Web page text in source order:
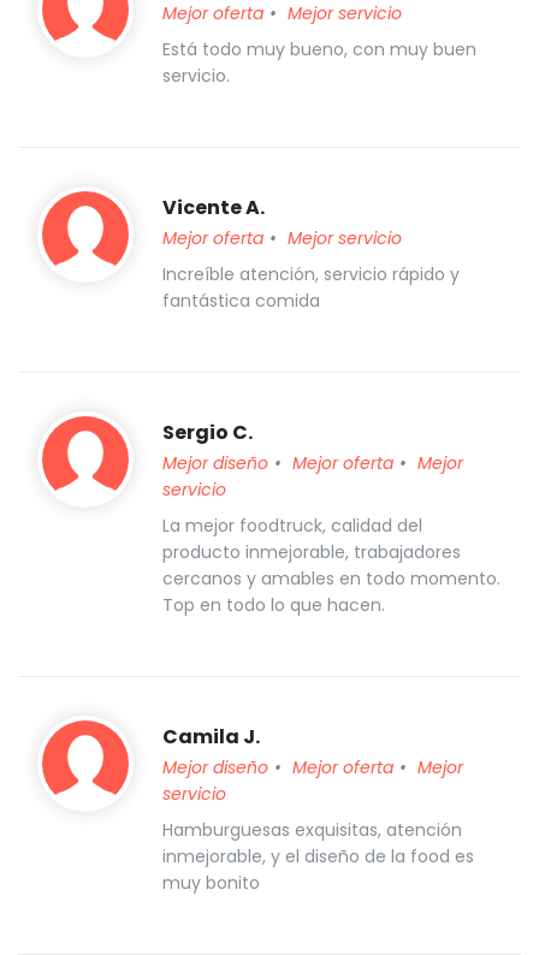
Mejor oferta
Mejor servicio
Está todo muy bueno, con muy buen
servicio.
Vicente A.
Mejor oferta
Mejor servicio
Increíble atención, servicio rápido y
fantástica comida
Sergio C.
Mejor diseño Mejor oferta
Mejor
servicio
La mejor foodtruck, calidad del
producto inmejorable, trabajadores
cercanos y amables en todo momento.
Top en todo lo que hacen.
Camila J.
Mejor diseño Mejor oferta
Mejor
servicio
Hamburguesas exquisitas, atención
inmejorable, y el diseño de la food es
muy bonito